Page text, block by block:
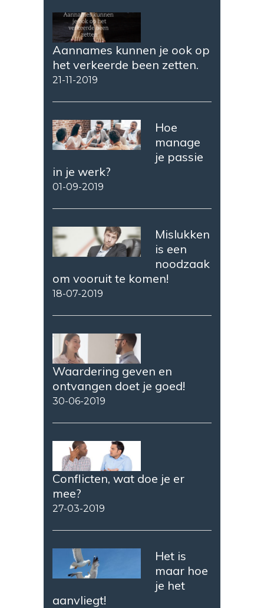
Aannames kunnen je ook op
het verkeerde been zetten.
21-11-2019
Hoe
manage
je passie
in je werk?
01-09-2019
Mislukken
is een
noodzaak
om vooruit te komen!
18-07-2019
Waardering geven en
ontvangen doet je goed!
30-06-2019
Conflicten, wat doe je er
mee?
27-03-2019
Het is
maar hoe
je het
aanvliegt!